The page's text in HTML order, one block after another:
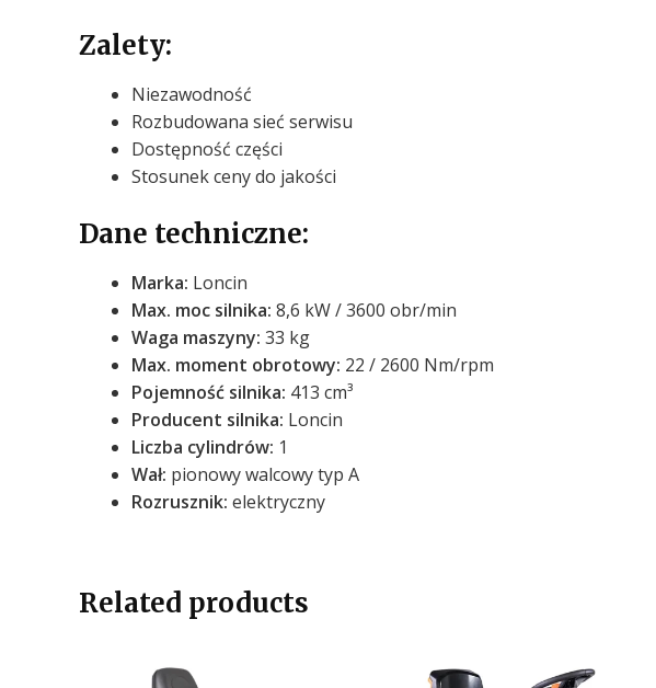
Zalety:
Niezawodność
Rozbudowana sieć serwisu
Dostępność części
Stosunek ceny do jakości
Dane techniczne:
Marka: Loncin
Max. moc silnika: 8,6 kW / 3600 obr/min
Waga maszyny: 33 kg
Max. moment obrotowy: 22 / 2600 Nm/rpm
Pojemność silnika: 413 cm³
Producent silnika: Loncin
Liczba cylindrów: 1
Wał: pionowy walcowy typ A
Rozrusznik: elektryczny
Related products